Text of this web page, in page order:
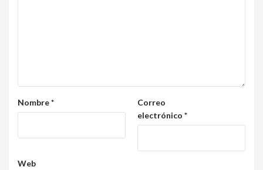
Nombre*
Correo
electrónico *
Web